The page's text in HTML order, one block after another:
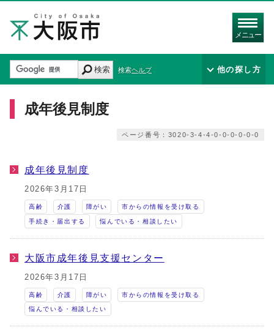
メニュー
検索 検索ヘルプ 他の探し方
成年後見制度
ページ番号：3020-3-4-4-0-0-0-0-0-0
成年後見制度
2026年3月17日
高齢 介護 障がい 市からの情報を受け取る
手続き・届出する 悩んでいる・相談したい
大阪市成年後見支援センター
2026年3月17日
高齢 介護 障がい 市からの情報を受け取る
悩んでいる・相談したい